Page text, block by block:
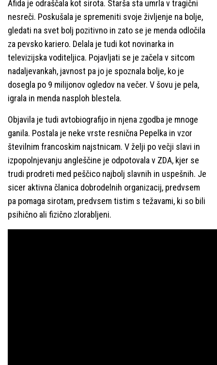
Afida je odraščala kot sirota. Starša sta umrla v tragični
nesreči. Poskušala je spremeniti svoje življenje na bolje,
gledati na svet bolj pozitivno in zato se je menda odločila
za pevsko kariero. Delala je tudi kot novinarka in
televizijska voditeljica. Pojavljati se je začela v sitcom
nadaljevankah, javnost pa jo je spoznala bolje, ko je
dosegla po 9 milijonov ogledov na večer. V šovu je pela,
igrala in menda nasploh blestela.
Objavila je tudi avtobiografijo in njena zgodba je mnoge
ganila. Postala je neke vrste resnična Pepelka in vzor
številnim francoskim najstnicam. V želji po večji slavi in
izpopolnjevanju angleščine je odpotovala v ZDA, kjer se
trudi prodreti med peščico najbolj slavnih in uspešnih. Je
sicer aktivna članica dobrodelnih organizacij, predvsem
pa pomaga sirotam, predvsem tistim s težavami, ki so bili
psihično ali fizično zlorabljeni.